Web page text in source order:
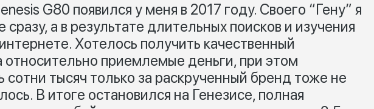
G80 появился у меня в 2017 году. Своего “Гену” я
а в результате длительных поисков и изучения
Хотелось получить качественный
относительно приемлемые деньги, при этом
сотни тысяч только за раскрученный бренд тоже не
В итоге остановился на Генезисе, полная